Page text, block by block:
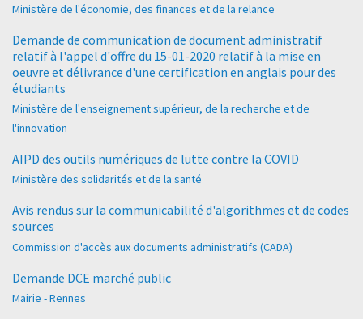
Ministère de l'économie, des finances et de la relance
Demande de communication de document administratif
relatif à l'appel d'offre du 15-01-2020 relatif à la mise en
oeuvre et délivrance d'une certification en anglais pour des
étudiants
Ministère de l'enseignement supérieur, de la recherche et de
l'innovation
AIPD des outils numériques de lutte contre la COVID
Ministère des solidarités et de la santé
Avis rendus sur la communicabilité d'algorithmes et de codes
sources
Commission d'accès aux documents administratifs (CADA)
Demande DCE marché public
Mairie - Rennes